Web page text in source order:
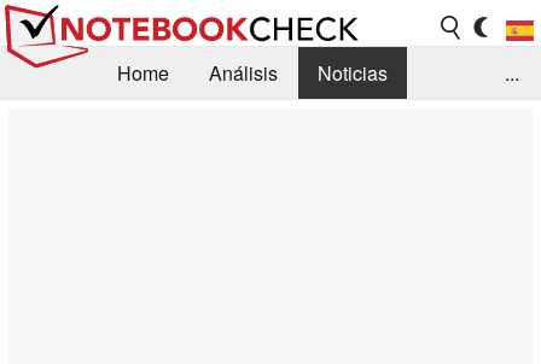
Home Análisis
Noticias
...